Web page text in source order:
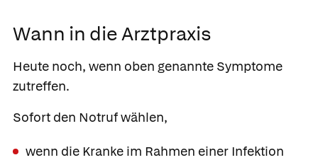
Wann in die Arztpraxis
Heute noch, wenn oben genannte Symptome
zutreffen.
Sofort den Notruf wählen,
wenn die Kranke im Rahmen einer Infektion